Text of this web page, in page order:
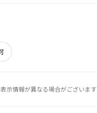
示情報が異なる場合がございます